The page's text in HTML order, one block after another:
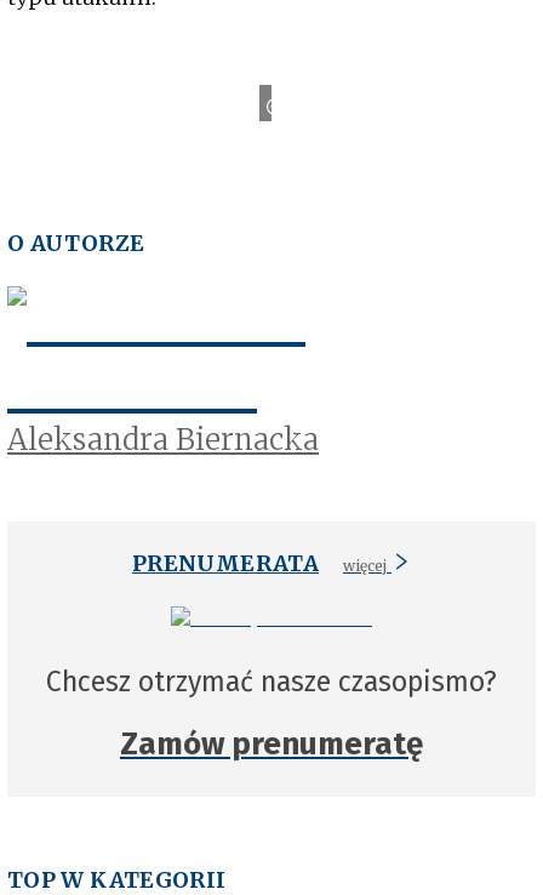
O AUTORZE
Aleksandra Biernacka
PRENUMERATA więcej
Chcesz otrzymać nasze czasopismo?
Zamów prenumeratę
TOP W KATEGORII